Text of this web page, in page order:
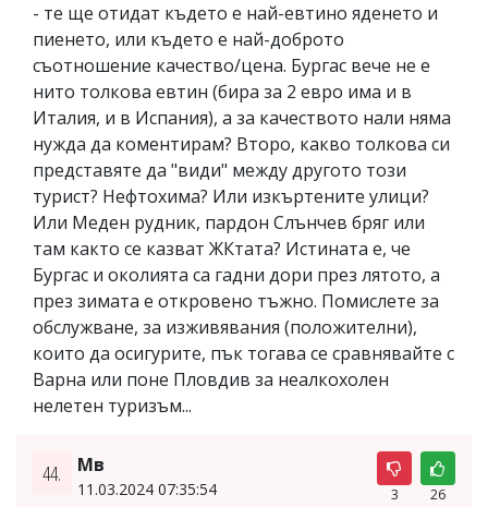
- те ще отидат където е най-евтино яденето и
пиенето, или където е най-доброто
съотношение качество/цена. Бургас вече не е
нито толкова евтин (бира за 2 евро има и в
Италия, и в Испания), а за качеството нали няма
нужда да коментирам? Второ, какво толкова си
представяте да "види" между другото този
турист? Нефтохима? Или изкъртените улици?
Или Меден рудник, пардон Слънчев бряг или
там както се казват ЖКтата? Истината е, че
Бургас и околията са гадни дори през лятото, а
през зимата е откровено тъжно. Помислете за
обслужване, за изживявания (положителни),
които да осигурите, пък тогава се сравнявайте с
Варна или поне Пловдив за неалкохолен
нелетен туризъм...
44. Мв
11.03.2024 07:35:54 3 26